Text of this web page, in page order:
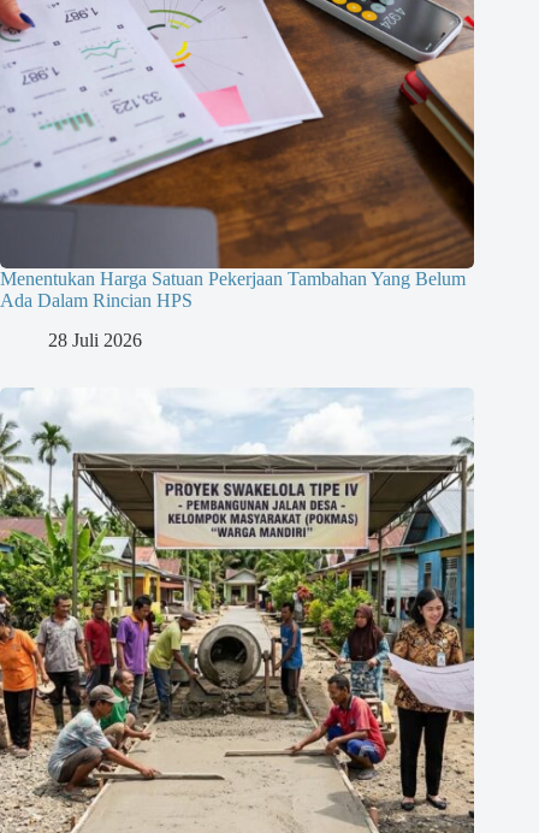
Menentukan Harga Satuan Pekerjaan Tambahan Yang Belum
Ada Dalam Rincian HPS
28 Juli 2026